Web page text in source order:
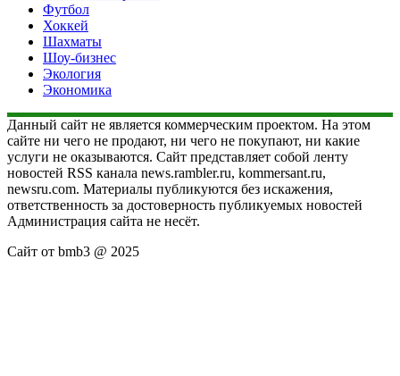
Футбол
Хоккей
Шахматы
Шоу-бизнес
Экология
Экономика
Данный сайт не является коммерческим проектом. На этом
сайте ни чего не продают, ни чего не покупают, ни какие
услуги не оказываются. Сайт представляет собой ленту
новостей RSS канала news.rambler.ru, kommersant.ru,
newsru.com. Материалы публикуются без искажения,
ответственность за достоверность публикуемых новостей
Администрация сайта не несёт.
Сайт от bmb3 @ 2025